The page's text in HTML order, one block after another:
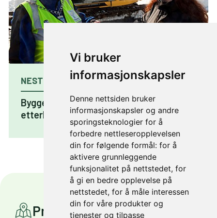
Vi bruker
informasjonskapsler
Denne nettsiden bruker
informasjonskapsler og andre
sporingsteknologier for å
forbedre nettleseropplevelsen
din for følgende formål: for å
aktivere grunnleggende
funksjonalitet på nettstedet, for
å gi en bedre opplevelse på
nettstedet, for å måle interessen
din for våre produkter og
tjenester og tilpasse
NESTE ARTIKKEL
Byggestart for Byåsens mest
etterlengtede snarveg
Prosjekter